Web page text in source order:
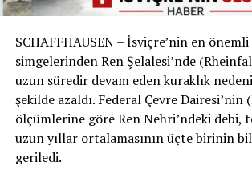
durumun genel olarak dramatik
Basel-Landschaft yetkilileri de şehir
insanların yemek yemek veya vakit
kullandığı parkların, ormanlık
parklarına göre daha fazla kirlendiğine
Sigarasız çocuk parkları yaygınlaşıyor
SCHAFFHAUSEN – İsviçre’nin en
simgelerinden Ren Şelalesi’nde
uzun süredir devam eden kuraklık
şekilde azaldı. Federal Çevre Dairesi’nin
ölçümlerine göre Ren Nehri’ndeki debi,
uzun yıllar ortalamasının üçte birinin
geriledi.